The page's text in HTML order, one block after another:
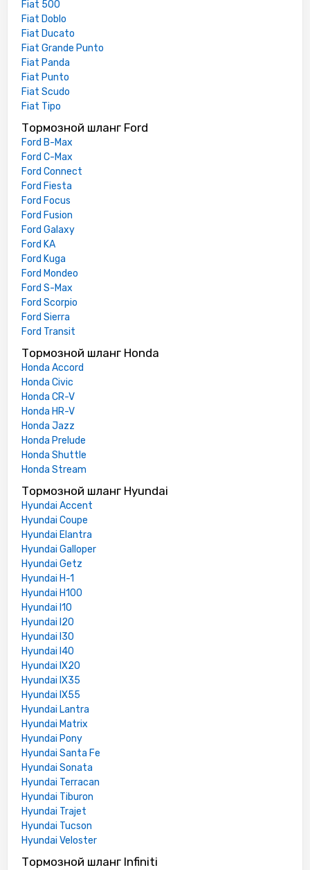
Fiat 500
Fiat Doblo
Fiat Ducato
Fiat Grande Punto
Fiat Panda
Fiat Punto
Fiat Scudo
Fiat Tipo
Тормозной шланг Ford
Ford B-Max
Ford C-Max
Ford Connect
Ford Fiesta
Ford Focus
Ford Fusion
Ford Galaxy
Ford KA
Ford Kuga
Ford Mondeo
Ford S-Max
Ford Scorpio
Ford Sierra
Ford Transit
Тормозной шланг Honda
Honda Accord
Honda Civic
Honda CR-V
Honda HR-V
Honda Jazz
Honda Prelude
Honda Shuttle
Honda Stream
Тормозной шланг Hyundai
Hyundai Accent
Hyundai Coupe
Hyundai Elantra
Hyundai Galloper
Hyundai Getz
Hyundai H-1
Hyundai H100
Hyundai I10
Hyundai I20
Hyundai I30
Hyundai I40
Hyundai IX20
Hyundai IX35
Hyundai IX55
Hyundai Lantra
Hyundai Matrix
Hyundai Pony
Hyundai Santa Fe
Hyundai Sonata
Hyundai Terracan
Hyundai Tiburon
Hyundai Trajet
Hyundai Tucson
Hyundai Veloster
Тормозной шланг Infiniti